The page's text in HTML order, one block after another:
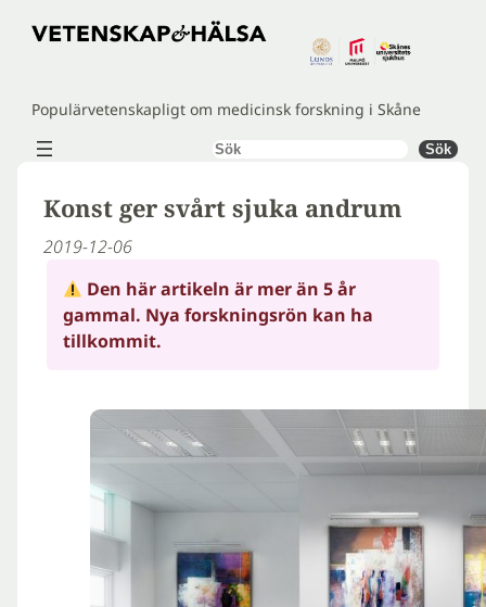
Hoppa
Populärvetenskapligt om medicinsk forskning i Skåne
Sök Sök
Konst ger svårt sjuka andrum
2019-12-06
Den här artikeln är mer än 5 år
gammal. Nya forskningsrön kan ha
tillkommit.